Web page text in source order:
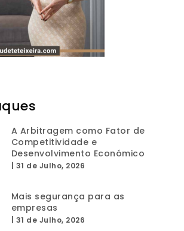
A Arbitragem como Fator de
Competitividade e
Desenvolvimento Económico
31 de Julho, 2026
Mais segurança para as
empresas
31 de Julho, 2026